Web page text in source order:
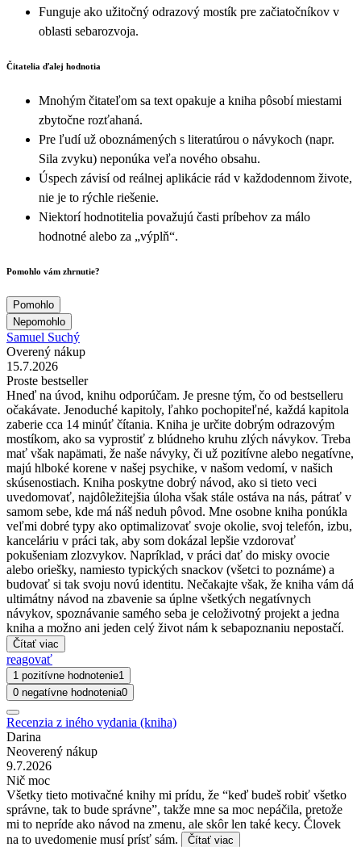
Funguje ako užitočný odrazový mostík pre začiatočníkov v
oblasti sebarozvoja.
Čitatelia ďalej hodnotia
Mnohým čitateľom sa text opakuje a kniha pôsobí miestami
zbytočne rozťahaná.
Pre ľudí už oboznámených s literatúrou o návykoch (napr.
Sila zvyku) neponúka veľa nového obsahu.
Úspech závisí od reálnej aplikácie rád v každodennom živote,
nie je to rýchle riešenie.
Niektorí hodnotitelia považujú časti príbehov za málo
hodnotné alebo za „výplň“.
Pomohlo vám zhrnutie?
Pomohlo
Nepomohlo
Samuel Suchý
Overený nákup
15.7.2026
Proste bestseller
Hneď na úvod, knihu odporúčam. Je presne tým, čo od bestselleru
očakávate. Jenoduché kapitoly, ľahko pochopiteľné, každá kapitola
zaberie cca 14 minúť čítania. Kniha je určite dobrým odrazovým
mostíkom, ako sa vyprostiť z blúdneho kruhu zlých návykov. Treba
mať však napämati, že naše návyky, či už pozitívne alebo negatívne,
majú hlboké korene v našej psychike, v našom vedomí, v našich
skúsenostiach. Kniha poskytne dobrý návod, ako si tieto veci
uvedomovať, najdôležitejšia úloha však stále ostáva na nás, pátrať v
samom sebe, kde má náš neduh pôvod. Mne osobne kniha ponúkla
veľmi dobré typy ako optimalizovať svoje okolie, svoj telefón, izbu,
kanceláriu v práci tak, aby som dokázal lepšie vzdorovať
pokušeniam zlozvykov. Napríklad, v práci dať do misky ovocie
alebo oriešky, namiesto typických snackov (všetci to poznáme) a
budovať si tak svoju novú identitu. Nečakajte však, že kniha vám dá
ultimátny návod na zbavenie sa úplne všetkých negatívnych
návykov, spoznávanie samého seba je celoživotný projekt a jedna
kniha a možno ani jeden celý život nám k sebapoznaniu nepostačí.
Čítať viac
reagovať
1 pozitívne hodnotenie1
0 negatívne hodnotenia0
Recenzia z iného vydania (kniha)
Darina
Neoverený nákup
9.7.2026
Nič moc
Všetky tieto motivačné knihy mi prídu, že “keď budeš robiť všetko
správne, tak to bude správne”, takže mne sa moc nepáčila, pretože
mi to nepríde ako návod na zmenu, ale skôr len také kecy. Človek
na to uvedomenie musí prísť sám.
Čítať viac